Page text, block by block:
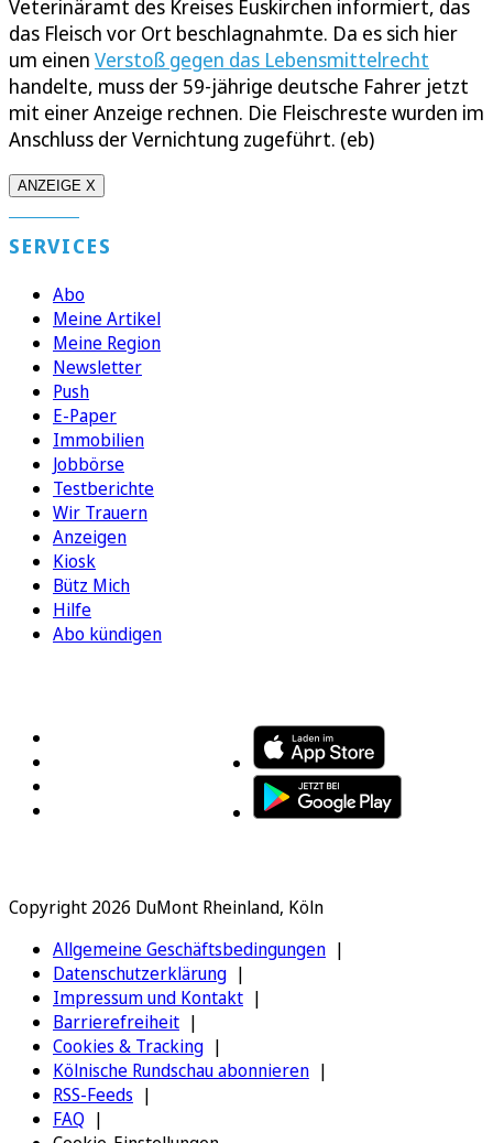
Veterinäramt des Kreises Euskirchen informiert, das
das Fleisch vor Ort beschlagnahmte. Da es sich hier
um einen Verstoß gegen das Lebensmittelrecht
handelte, muss der 59-jährige deutsche Fahrer jetzt
mit einer Anzeige rechnen. Die Fleischreste wurden im
Anschluss der Vernichtung zugeführt. (eb)
ANZEIGE X
SERVICES
Abo
Meine Artikel
Meine Region
Newsletter
Push
E-Paper
Immobilien
Jobbörse
Testberichte
Wir Trauern
Anzeigen
Kiosk
Bütz Mich
Hilfe
Abo kündigen
Copyright 2026 DuMont Rheinland, Köln
Allgemeine Geschäftsbedingungen
Datenschutzerklärung
Impressum und Kontakt
Barrierefreiheit
Cookies & Tracking
Kölnische Rundschau abonnieren
RSS-Feeds
FAQ